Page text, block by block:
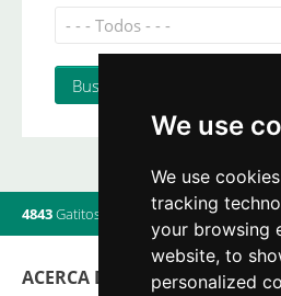
We use
We use
tracking
your browsing
website, to
personalized
4843Gatitos Camadas|560
ACERCA DE